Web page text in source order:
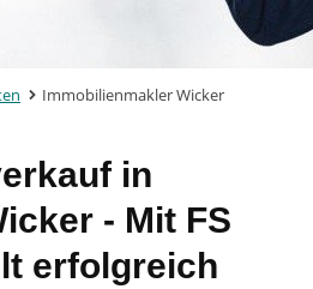
Immobilienmakler Wicker
in
- Mit FS
erfolgreich